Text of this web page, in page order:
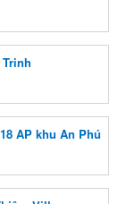
AP khu An Phú